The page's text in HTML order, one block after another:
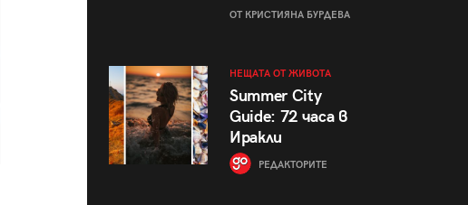
ОТ КРИСТИЯНА БУРДЕВА
НЕЩАТА ОТ ЖИВОТА
Summer City
Guide: 72 часа в
Иракли
РЕДАКТОРИТЕ